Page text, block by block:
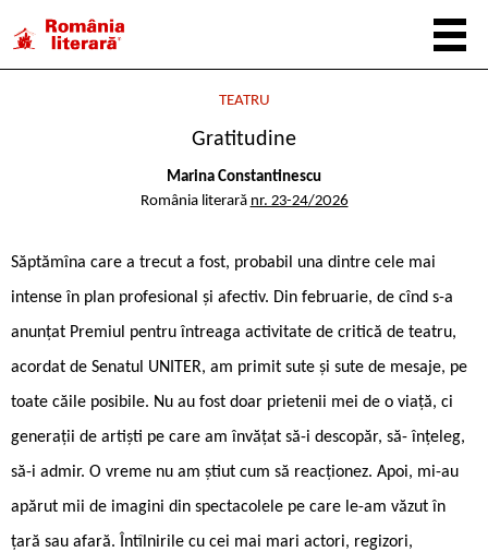
TEATRU
Gratitudine
Marina Constantinescu
România literară nr. 23-24/2026
Săptămîna care a trecut a fost, probabil una dintre cele mai
intense în plan profesional și afectiv. Din februarie, de cînd s-a
anunțat Premiul pentru întreaga activitate de critică de teatru,
acordat de Senatul UNITER, am primit sute și sute de mesaje, pe
toate căile posibile. Nu au fost doar prietenii mei de o viață, ci
generații de artiști pe care am învățat să-i descopăr, să- înțeleg,
să-i admir. O vreme nu am știut cum să reacționez. Apoi, mi-au
apărut mii de imagini din spectacolele pe care le-am văzut în
țară sau afară. Întîlnirile cu cei mai mari actori, regizori,